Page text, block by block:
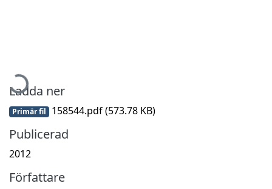
Hämtar...
Ladda ner
Primär fil 158544.pdf(573.78 KB)
Publicerad
2012
Författare